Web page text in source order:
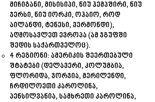
მიჩიგანი, მისისიპი, ნიუ ჰემპშირი, ნიუ
ჯერსი, ნიუ იორკი, ოჰაიო, როდ
აილანდი, ტენესი, ვერმონდი),
აღმოსავლეთ ევროპა (ამ ჯგუფში
შედის საქართველოც).
4 რეგიონი: ამერიკის შეერთებული
შტატები (დელავერი, კოლუმბია,
ფლორიდა, ჯორჯია, მერილენდი,
ჩრდილოეთი კაროლინა,
პენსილვანია, სამხრეთი კაროლინა,